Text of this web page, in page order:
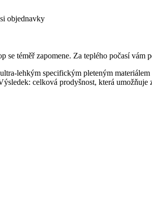
objednavky
téměř zapomene. Za teplého počasí vám
lehkým specifickým pleteným
celková prodyšnost, která